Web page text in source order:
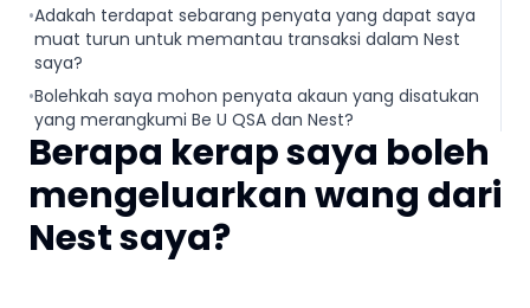
•Adakah terdapat sebarang penyata yang dapat saya
muat turun untuk memantau transaksi dalam Nest
saya?
•Bolehkah saya mohon penyata akaun yang disatukan
yang merangkumi Be U QSA dan Nest?
Berapa kerap saya boleh
mengeluarkan wang dari
Nest saya?